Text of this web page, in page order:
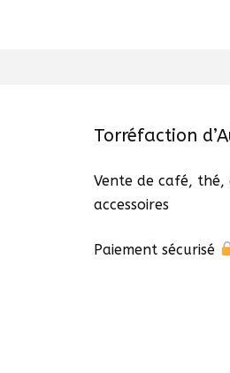
Torréfaction
Vente de café, thé,
accessoires
Paiement sécurisé